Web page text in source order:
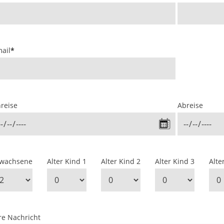
*
Abreise
Alter Kind 1 Alter Kind 2 Alter Kind 3
Nachricht